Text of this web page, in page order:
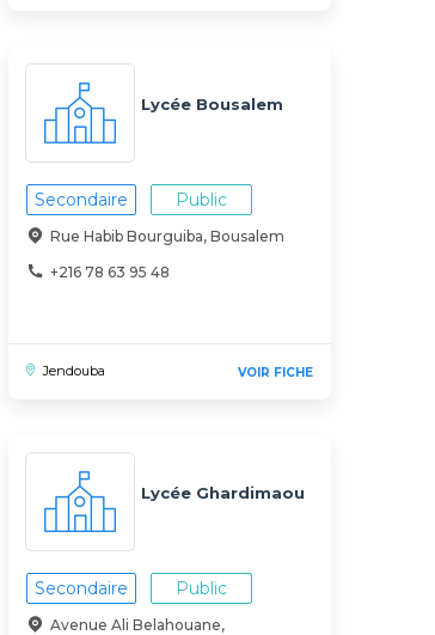
Lycée Bousalem
Secondaire Public
Rue Habib Bourguiba, Bousalem
+216 78 63 95 48
Jendouba VOIR FICHE
Lycée Ghardimaou
Secondaire Public
Avenue Ali Belahouane,